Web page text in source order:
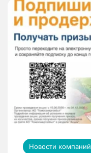
Новости компаний